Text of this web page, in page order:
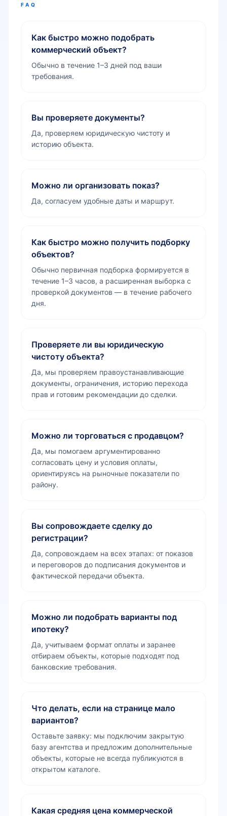
FAQ
Как быстро можно подобрать
коммерческий объект?
Обычно в течение 1–3 дней под ваши
требования.
Вы проверяете документы?
Да, проверяем юридическую чистоту и
историю объекта.
Можно ли организовать показ?
Да, согласуем удобные даты и маршрут.
Как быстро можно получить подборку
объектов?
Обычно первичная подборка формируется в
течение 1–3 часов, а расширенная выборка с
проверкой документов — в течение рабочего
дня.
Проверяете ли вы юридическую
чистоту объекта?
Да, мы проверяем правоустанавливающие
документы, ограничения, историю перехода
прав и готовим рекомендации до сделки.
Можно ли торговаться с продавцом?
Да, мы помогаем аргументированно
согласовать цену и условия оплаты,
ориентируясь на рыночные показатели по
району.
Вы сопровождаете сделку до
регистрации?
Да, сопровождаем на всех этапах: от показов
и переговоров до подписания документов и
фактической передачи объекта.
Можно ли подобрать варианты под
ипотеку?
Да, учитываем формат оплаты и заранее
отбираем объекты, которые подходят под
банковские требования.
Что делать, если на странице мало
вариантов?
Оставьте заявку: мы подключим закрытую
базу агентства и предложим дополнительные
объекты, которые не всегда публикуются в
открытом каталоге.
Какая средняя цена коммерческой